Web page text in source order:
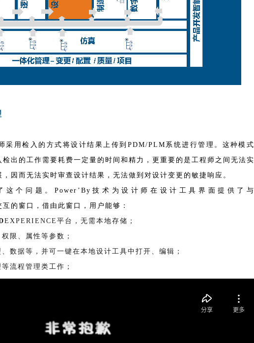
采用检入的方式将设计结果上传到PDM/PLM系统进行管理。这种模式
出的工作需要耗费一定量的时间和精力，更重要的是工程师之间无法实
因而无法实时审查设计结果，无法做到对设计变更的敏捷响应。
这个问题。Power’By技术为设计师在设计工具界面提供了与
互的窗口，借由此窗口，用户能够：
EXPERIENCE平台，无需本地存储；
限、属性等参数；
数据等，并可一键在本地设计工具中打开、编辑；
流程管理类工作；